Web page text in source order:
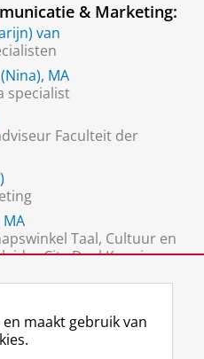
& Marketing:
van
MA
specialist
Faculteit der
Taal, Cultuur en
City Deal Kennis
maakt gebruik van